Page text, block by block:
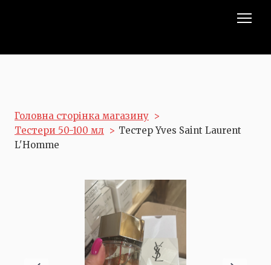
Головна сторінка магазину
Тестери 50-100 мл
Тестер Yves Saint Laurent
L'Homme